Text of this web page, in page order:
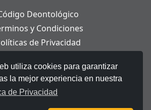
utiliza cookies para garantizar
la mejor experiencia en nuestra
de Privacidad
Deontológico
y Condiciones
de Privacidad
Aviso Legal
Protección de Datos Personales